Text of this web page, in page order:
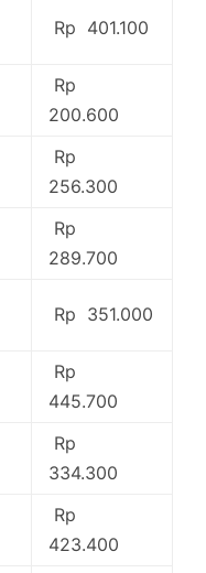
Rp 401.100
Rp
200.600
Rp
256.300
Rp
289.700
Rp 351.000
Rp
445.700
Rp
334.300
Rp
423.400